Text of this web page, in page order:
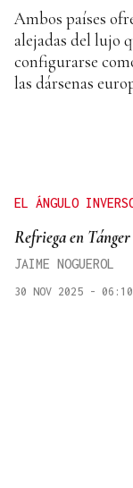
Ambos países
alejadas del lujo
configurarse
las dársenas
EL ÁNGULO
Refriega en Tánger
JAIME NOGUEROL
30 NOV 2025 - 06:10